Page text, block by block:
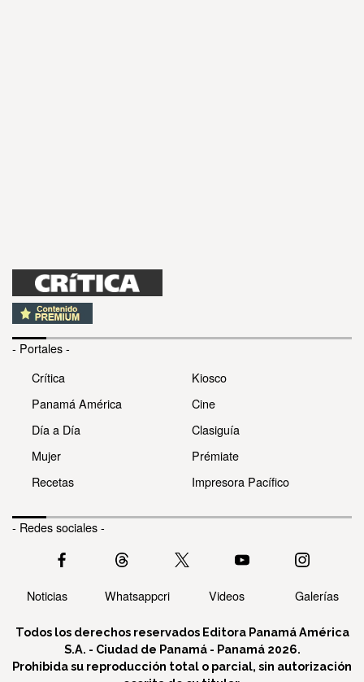
- Portales -
Crítica
Panamá América
Día a Día
Mujer
Recetas
Kiosco
Cine
Clasiguía
Prémiate
Impresora Pacífico
- Redes sociales -
Noticias Whatsappcri Videos Galerías
Todos los derechos reservados Editora Panamá América
S.A. - Ciudad de Panamá - Panamá 2026.
Prohibida su reproducción total o parcial, sin autorización